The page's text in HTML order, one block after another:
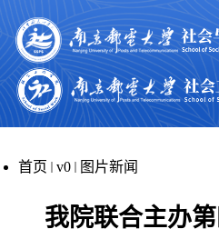
首页 v0 图片新闻
我院联合主办